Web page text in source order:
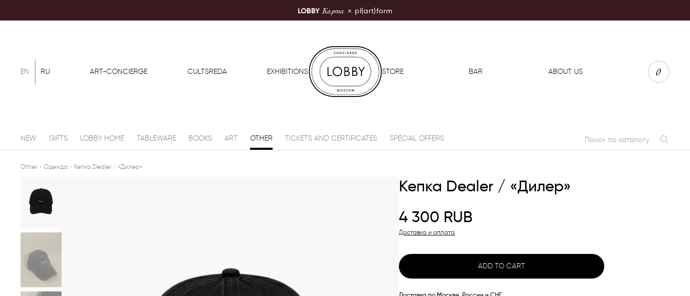
LOBBY Карта × pl(art)form
EN RU ART-CONCIERGE CULTSREDA EXHIBITIONS
LOBBY Moscow
STORE BAR ABOUT US 0
NEW GIFTS LOBBY HOME TABLEWARE BOOKS ART OTHER TICKETS AND CERTIFICATES SPECIAL OFFERS
Other › Одежда › Кепка Dealer / «Дилер»
Кепка Dealer / «Дилер»
4 300 RUB
Доставка и оплата
ADD TO CART